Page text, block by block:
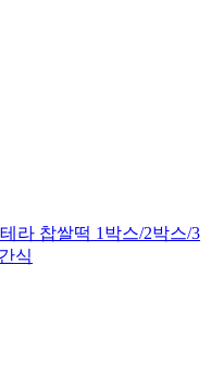
라 찹쌀떡 1박스/2박스/3
식